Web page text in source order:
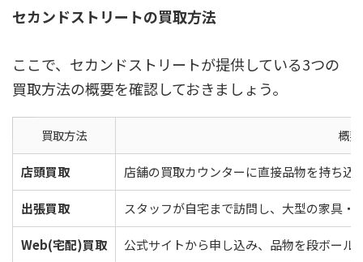
セカンドストリートの買取方法
ここで、セカンドストリートが提供している3つの
買取方法の概要を確認しておきましょう。
買取方法 概要
店頭買取 店舗の買取カウンターに直接品物を持ち
出張買取 スタッフが自宅まで訪問し、大型の家具・
Web(宅配)買取 公式サイトから申し込み、品物を段ボール